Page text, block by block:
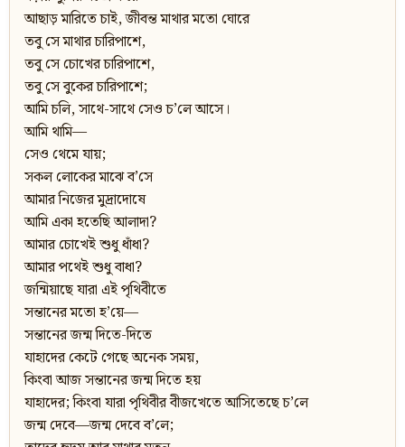
আছাড় মারিতে চাই, জীবন্ত মাথার মতো ঘোরে
তবু সে মাথার চারিপাশে,
তবু সে চোখের চারিপাশে,
তবু সে বুকের চারিপাশে;
আমি চলি, সাথে-সাথে সেও চ’লে আসে।
আমি থামি—
সেও থেমে যায়;
সকল লোকের মাঝে ব’সে
আমার নিজের মুদ্রাদোষে
আমি একা হতেছি আলাদা?
আমার চোখেই শুধু ধাঁধা?
আমার পথেই শুধু বাধা?
জন্মিয়াছে যারা এই পৃথিবীতে
সন্তানের মতো হ’য়ে—
সন্তানের জন্ম দিতে-দিতে
যাহাদের কেটে গেছে অনেক সময়,
কিংবা আজ সন্তানের জন্ম দিতে হয়
যাহাদের; কিংবা যারা পৃথিবীর বীজখেতে আসিতেছে চ’লে
জন্ম দেবে—জন্ম দেবে ব’লে;